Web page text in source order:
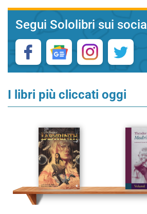
Segui Sololibri sui social
I libri più cliccati oggi